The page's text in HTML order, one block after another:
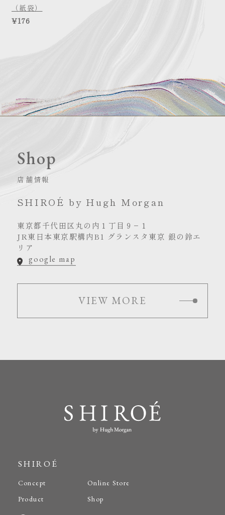
（紙袋）
¥176
Shop
店舗情報
SHIROÉ by Hugh Morgan
東京都千代田区丸の内１丁目９−１
JR東日本東京駅構内B1 グランスタ東京 銀の鈴エ
リア
google map
VIEW MORE
SHIROÉ
Concept
Product
Online Store
Shop